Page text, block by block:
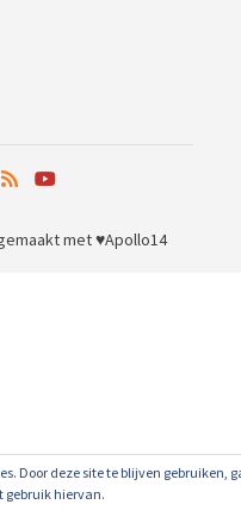
Door deze site te blijven gebruiken,
gebruik hiervan.
met ♥Apollo14